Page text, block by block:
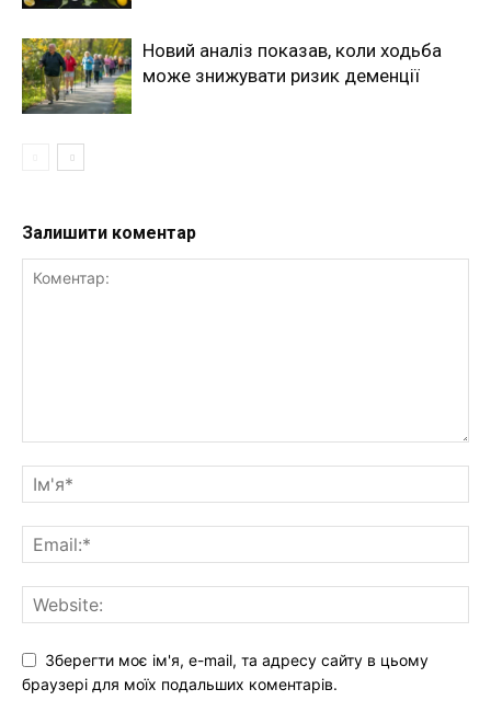
Новий аналіз показав, коли ходьба
може знижувати ризик деменції
Залишити коментар
Зберегти моє ім'я, e-mail, та адресу сайту в цьому
браузері для моїх подальших коментарів.